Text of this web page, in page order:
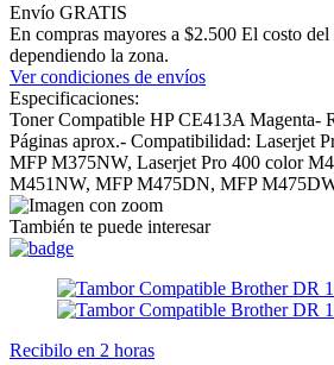
Envío GRATIS
En compras mayores a $2.500 El costo
dependiendo la zona.
Ver condiciones de envíos
Especificaciones:
Toner Compatible HP CE413A Magenta-
Páginas aprox.- Compatibilidad: Laserjet
MFP M375NW, Laserjet Pro 400 color
M451NW, MFP M475DN, MFP
También te puede interesar
Recibilo en 2 horas